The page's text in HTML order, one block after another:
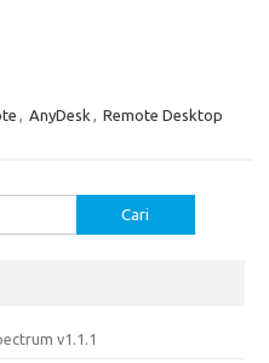
, AnyDesk , Remote Desktop
v1.1.1